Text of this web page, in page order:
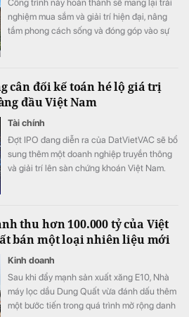
Công trình này hoàn thành sẽ mang lại trải
nghiệm mua sắm và giải trí hiện đại, nâng
tầm phong cách sống và đóng góp vào sự
cân đối kế toán hé lộ giá trị
đầu Việt Nam
Tài chính
Đợt IPO đang diễn ra của DatVietVAC sẽ bổ
sung thêm một doanh nghiệp truyền thông
và giải trí lên sàn chứng khoán Việt Nam.
định, mà từ các tài sản sở hữu trí tuệ (IP) -
nhóm tài sản gần như chưa được phản ánh
thu hơn 100.000 tỷ của Việt
bán một loại nhiên liệu mới
Kinh doanh
Sau khi đẩy mạnh sản xuất xăng E10, Nhà
máy lọc dầu Dung Quất vừa đánh dấu thêm
một bước tiến trong quá trình mở rộng danh